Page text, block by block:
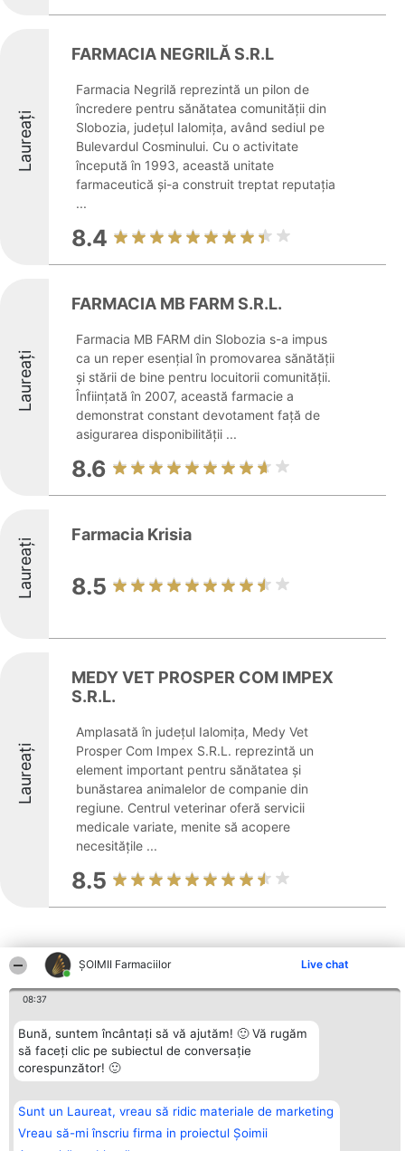
ŞOIMII Farmaciilor Live chat
08:37
Bună, suntem încântați să vă ajutăm! 🙂 Vă rugăm
să faceți clic pe subiectul de conversație
corespunzător! 🙂
Sunt un Laureat, vreau să ridic materiale de marketing
Vreau să-mi înscriu firma in proiectul Șoimii
Laureați
FARMACIA NEGRILĂ S.R.L
Farmacia Negrilă reprezintă un pilon de
încredere pentru sănătatea comunității din
Slobozia, județul Ialomița, având sediul pe
Bulevardul Cosminului. Cu o activitate
începută în 1993, această unitate
farmaceutică și-a construit treptat reputația
...
8.4
Laureați
FARMACIA MB FARM S.R.L.
Farmacia MB FARM din Slobozia s-a impus
ca un reper esențial în promovarea sănătății
și stării de bine pentru locuitorii comunității.
Înființată în 2007, această farmacie a
demonstrat constant devotament față de
asigurarea disponibilității ...
8.6
Laureați
Farmacia Krisia
8.5
Laureați
MEDY VET PROSPER COM IMPEX
S.R.L.
Amplasată în județul Ialomița, Medy Vet
Prosper Com Impex S.R.L. reprezintă un
element important pentru sănătatea și
bunăstarea animalelor de companie din
regiune. Centrul veterinar oferă servicii
medicale variate, menite să acopere
necesitățile ...
8.5
Alte firme din zonă
Organizator Ranking
BRIGHT SOLUTIONS BR SRL
Sc. A Et. 4 Ap. 13 Cod 061952
București
CUI 36737675
Laureaților
Reguli
Statut
Politica de